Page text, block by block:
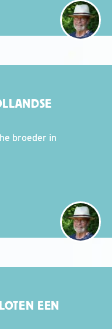
broeder in
EEN